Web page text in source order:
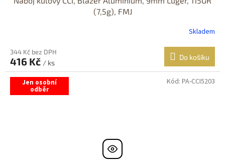
(7,5g), FMJ
Skladem
344 Kč bez DPH
416 Kč / ks
Do košíku
Jen osobní
odběr
Kód: PA-CCI5203